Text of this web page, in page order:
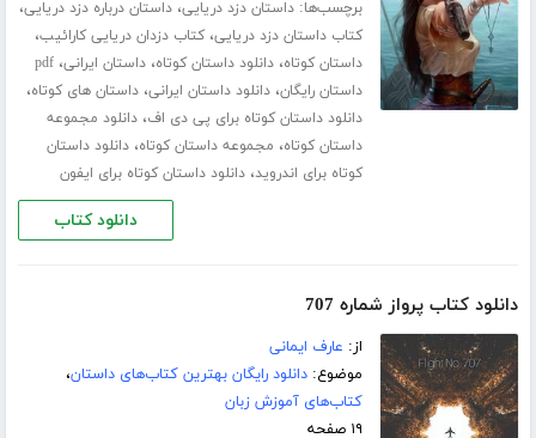
برچسب‌ها:داستان دزد دریایی،داستان درباره دزد دریایی،
کتاب داستان دزد دریایی،کتاب دزدان دریایی کارائیب،
داستان کوتاه،دانلود داستان کوتاه،داستان ایرانی،pdf
داستان رایگان،دانلود داستان ایرانی،داستان های کوتاه،
دانلود داستان کوتاه برای پی دی اف،دانلود مجموعه
داستان کوتاه، مجموعه داستان کوتاه،دانلود داستان
کوتاه برای اندروید،دانلود داستان کوتاه برای ایفون
دانلود کتاب
دانلود کتاب پرواز شماره 707
از: عارف ایمانی
موضوع:دانلود رایگان بهترین کتاب‌های داستان،
کتاب‌های آموزش زبان
۱۹ صفحه